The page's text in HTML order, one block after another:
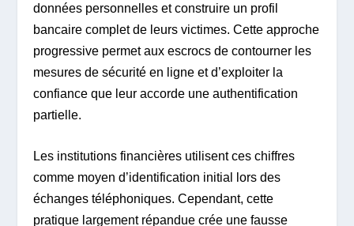
données personnelles et construire un profil
bancaire complet de leurs victimes. Cette approche
progressive permet aux escrocs de contourner les
mesures de sécurité en ligne et d’exploiter la
confiance que leur accorde une authentification
partielle.
Les institutions financières utilisent ces chiffres
comme moyen d’identification initial lors des
échanges téléphoniques. Cependant, cette
pratique largement répandue crée une fausse